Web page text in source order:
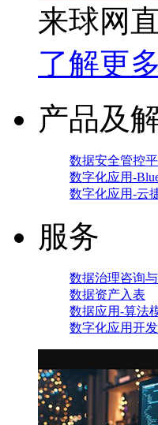
来球网
了解更多
产品及
数据安全管控
数字化应用-
数字化应用-云
服务
数据治理咨询
数据资产入表
数据应用-算法
数字化应用开发